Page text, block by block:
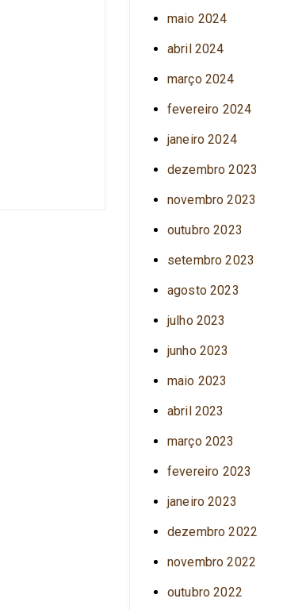
maio 2024
abril 2024
março 2024
fevereiro 2024
janeiro 2024
dezembro 2023
novembro 2023
outubro 2023
setembro 2023
agosto 2023
julho 2023
junho 2023
maio 2023
abril 2023
março 2023
fevereiro 2023
janeiro 2023
dezembro 2022
novembro 2022
outubro 2022